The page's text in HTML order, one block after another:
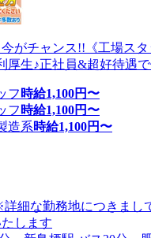
がチャンス!!《工場ス
厚生♪正社員&超好待遇
フ 時給1,100円〜
フ 時給1,100円〜
造系時給1,100円〜
細な勤務地につきまし
します